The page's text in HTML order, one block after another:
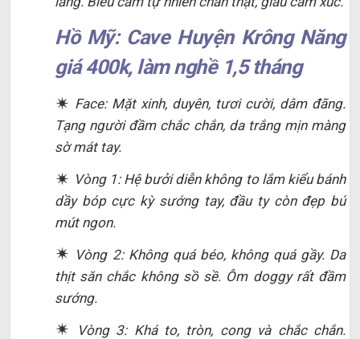
Hồ Mỹ: Cave Huyện Krông Năng
giá 400k, làm nghề 1,5 tháng
Face: Mặt xinh, duyên, tươi cười, dâm đãng.
Tạng người đầm chắc chắn, da trắng mịn màng
sờ mát tay.
Vòng 1: Hệ bưởi diễn không to lắm kiểu bánh
dầy bóp cực kỳ sướng tay, đầu ty còn đẹp bú
mút ngon.
Vòng 2: Không quá béo, không quá gầy. Da
thịt săn chắc không sồ sề. Ôm doggy rất đầm
sướng.
Vòng 3: Khá to, tròn, cong và chắc chắn.